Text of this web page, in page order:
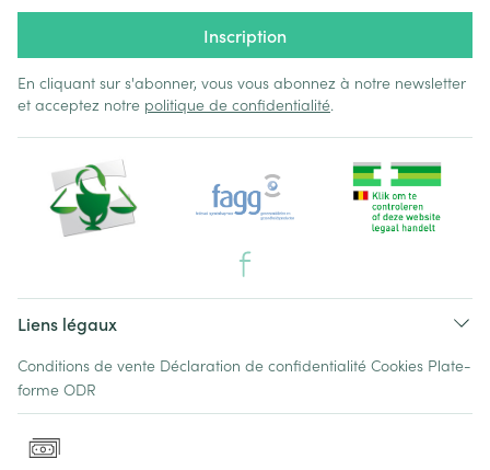
Inscription
En cliquant sur s'abonner, vous vous abonnez à notre newsletter
et acceptez notre politique de confidentialité.
Liens légaux
Conditions de vente Déclaration de confidentialité Cookies Plate-
forme ODR